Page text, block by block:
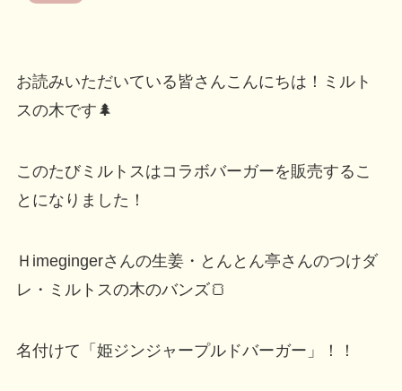
お読みいただいている皆さんこんにちは！ミルト
スの木です🌲
このたびミルトスはコラボバーガーを販売するこ
とになりました！
Ｈimegingerさんの生姜・とんとん亭さんのつけダ
レ・ミルトスの木のバンズ🍞
名付けて「姫ジンジャープルドバーガー」！！